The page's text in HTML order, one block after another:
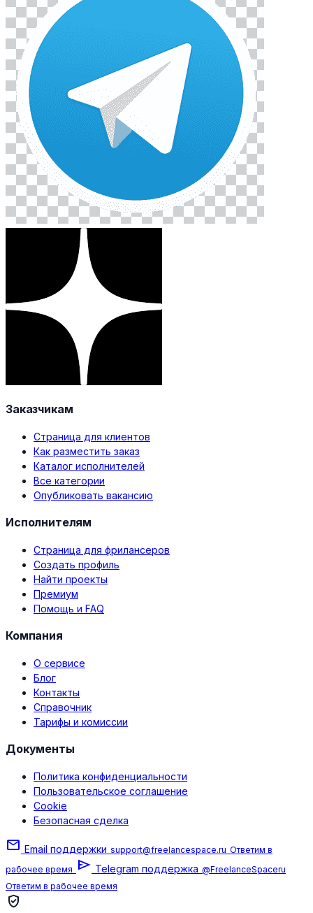
Заказчикам
Страница для клиентов
Как разместить заказ
Каталог исполнителей
Все категории
Опубликовать вакансию
Исполнителям
Страница для фрилансеров
Создать профиль
Найти проекты
Премиум
Помощь и FAQ
Компания
О сервисе
Блог
Контакты
Справочник
Тарифы и комиссии
Документы
Политика конфиденциальности
Пользовательское соглашение
Cookie
Безопасная сделка
mail Email поддержки support@freelancespace.ru Ответим в
рабочее время send Telegram поддержка @FreelanceSpaceru
Ответим в рабочее время
verified_user